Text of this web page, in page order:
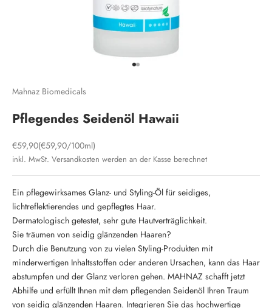
Gehe zu Element 1
Gehe zu Element 2
Mahnaz Biomedicals
Pflegendes Seidenöl Hawaii
Angebot
€59,90(€59,90/100ml)
inkl. MwSt. Versandkosten werden an der Kasse berechnet
Ein pflegewirksames Glanz- und Styling-Öl für seidiges,
lichtreflektierendes und gepflegtes Haar.
Dermatologisch getestet, sehr gute Hautverträglichkeit.
Sie träumen von seidig glänzenden Haaren?
Durch die Benutzung von zu vielen Styling-Produkten mit
minderwertigen Inhaltsstoffen oder anderen Ursachen, kann das Haar
abstumpfen und der Glanz verloren gehen. MAHNAZ schafft jetzt
Abhilfe und erfüllt Ihnen mit dem pflegenden Seidenöl Ihren Traum
von seidig glänzenden Haaren. Integrieren Sie das hochwertige